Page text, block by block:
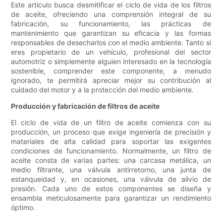
Este artículo busca desmitificar el ciclo de vida de los filtros
de aceite, ofreciendo una comprensión integral de su
fabricación, su funcionamiento, las prácticas de
mantenimiento que garantizan su eficacia y las formas
responsables de desecharlos con el medio ambiente. Tanto si
eres propietario de un vehículo, profesional del sector
automotriz o simplemente alguien interesado en la tecnología
sostenible, comprender este componente, a menudo
ignorado, te permitirá apreciar mejor su contribución al
cuidado del motor y a la protección del medio ambiente.
Producción y fabricación de filtros de aceite
El ciclo de vida de un filtro de aceite comienza con su
producción, un proceso que exige ingeniería de precisión y
materiales de alta calidad para soportar las exigentes
condiciones de funcionamiento. Normalmente, un filtro de
aceite consta de varias partes: una carcasa metálica, un
medio filtrante, una válvula antirretorno, una junta de
estanqueidad y, en ocasiones, una válvula de alivio de
presión. Cada uno de estos componentes se diseña y
ensambla meticulosamente para garantizar un rendimiento
óptimo.